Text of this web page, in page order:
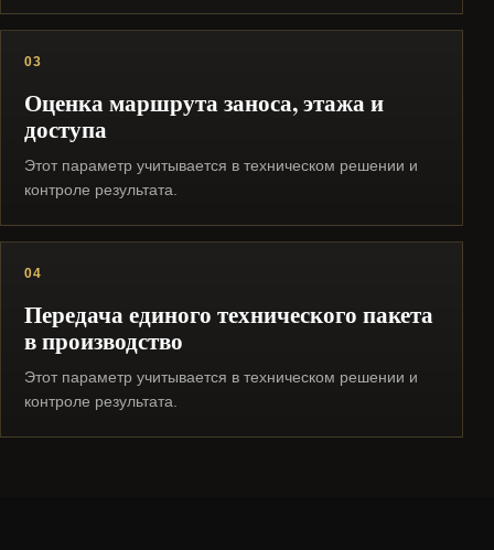
03
Оценка маршрута заноса, этажа и
доступа
Этот параметр учитывается в техническом решении и
контроле результата.
04
Передача единого технического пакета
в производство
Этот параметр учитывается в техническом решении и
контроле результата.